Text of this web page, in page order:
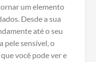
um elemento
Desde a sua
até o seu
pele sensível, o
você pode ver e